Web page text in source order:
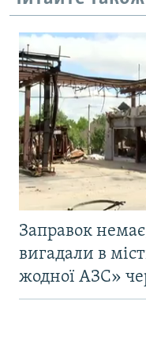
Заправок
вигадали в
жодної АЗС»